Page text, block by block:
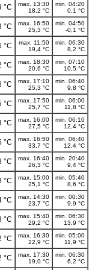
°C
max. 13:30
18,2 °C
min. 04:20
0,1 °C
°C
max. 16:50
25,3 °C
min. 04:50
-0,1 °C
°C
max. 11:50
19,4 °C
min. 06:30
8,2 °C
°C
max. 18:30
20,6 °C
min. 07:10
10,5 °C
°C
max. 17:10
25,3 °C
min. 06:40
9,8 °C
°C
max. 17:50
25,7 °C
min. 06:00
11,8 °C
°C
max. 16:00
27,5 °C
min. 06:10
12,4 °C
°C
max. 16:50
33,7 °C
min. 06:40
12,4 °C
°C
max. 16:40
26,3 °C
min. 20:40
9,4 °C
°C
max. 15:00
25,1 °C
min. 05:40
8,6 °C
°C
max. 14:30
23,7 °C
min. 00:30
9,9 °C
°C
max. 15:40
29,2 °C
min. 06:30
13,9 °C
°C
max. 16:30
22,9 °C
min. 05:00
11,9 °C
°C
max. 17:30
19,0 °C
min. 06:30
6,2 °C